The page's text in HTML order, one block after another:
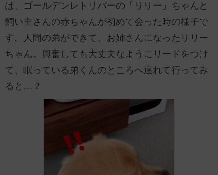
は、ゴールデンレトリバーの「リリー」ちゃんと
飼い主さんの赤ちゃんが初めて会った時の様子で
す。人間の弟ができて、お姉さんになったリリー
ちゃん。興奮しても大丈夫なようにリードをつけ
て、眠っている弟くんのところへ連れて行ってみ
ると…？